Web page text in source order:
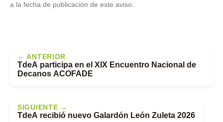
a la fecha de publicación de este aviso.
← ANTERIOR
TdeA participa en el XIX Encuentro Nacional de
Decanos ACOFADE
SIGUIENTE →
TdeA recibió nuevo Galardón León Zuleta 2026